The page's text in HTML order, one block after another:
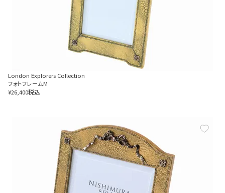
London Explorers Collection
フォトフレームM
¥26,400税込